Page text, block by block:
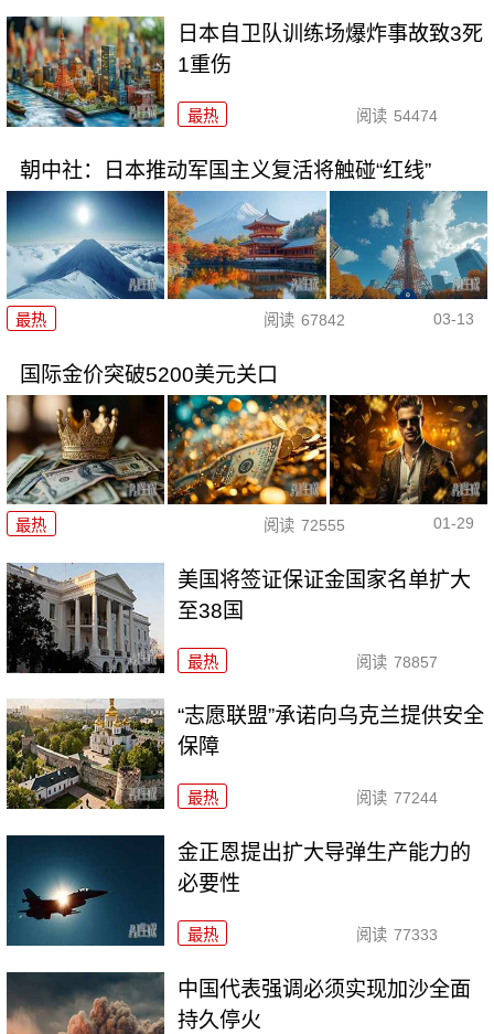
日本自卫队训练场爆炸事故致3死
1重伤
最热 阅读 54474
朝中社：日本推动军国主义复活将触碰“红线”
最热 阅读 67842 03-13
国际金价突破5200美元关口
最热 阅读 72555 01-29
美国将签证保证金国家名单扩大
至38国
最热 阅读 78857
“志愿联盟”承诺向乌克兰提供安全
保障
最热 阅读 77244
金正恩提出扩大导弹生产能力的
必要性
最热 阅读 77333
中国代表强调必须实现加沙全面
持久停火